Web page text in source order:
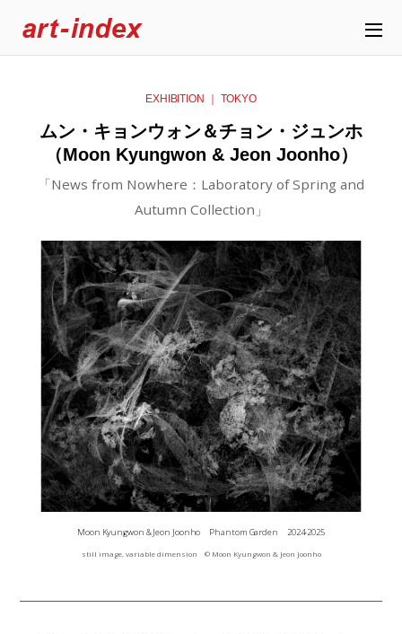
EXHIBITION ｜ TOKYO
ムン・キョンウォン＆チョン・ジュンホ
（Moon Kyungwon & Jeon Joonho）
「News from Nowhere：Laboratory of Spring and
Autumn Collection」
Moon Kyungwon & Jeon Joonho Phantom Garden 2024-2025
still image, variable dimension © Moon Kyungwon & Jeon Joonho